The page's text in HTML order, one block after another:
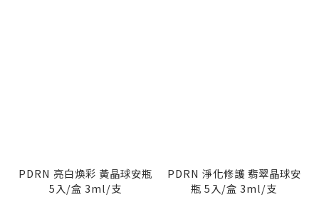
PDRN 亮白煥彩 黃晶球安瓶
5入/盒 3ml/支
PDRN 淨化修護 翡翠晶球安
瓶 5入/盒 3ml/支